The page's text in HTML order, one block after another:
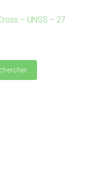
– UNSS – 27